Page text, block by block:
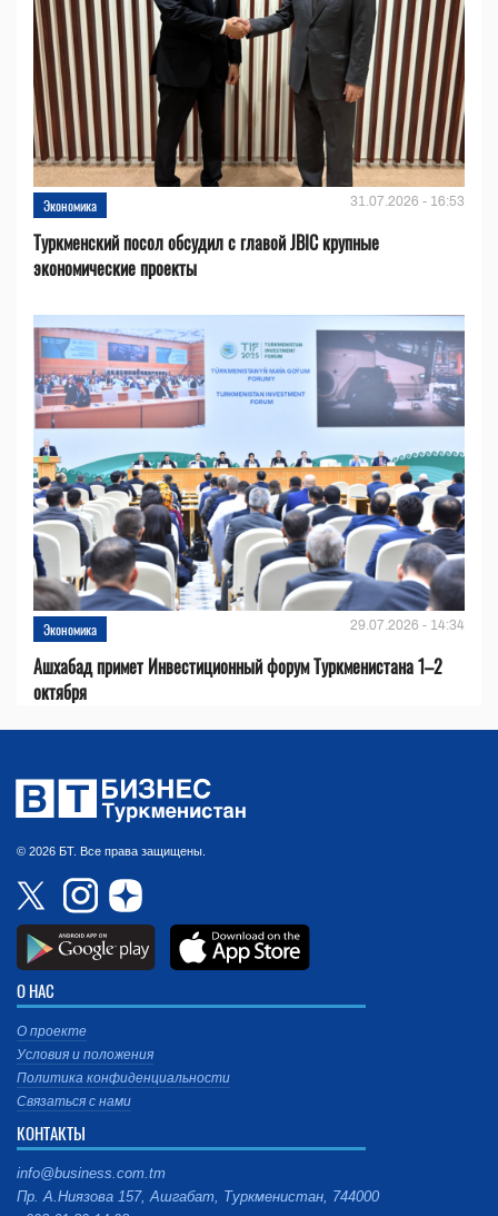
Экономика 31.07.2026 - 16:53
Туркменский посол обсудил с главой JBIC крупные
экономические проекты
Экономика 29.07.2026 - 14:34
Ашхабад примет Инвестиционный форум Туркменистана 1–2
октября
© 2026 БТ. Все права защищены.
О НАС
О проекте
Условия и положения
Политика конфиденциальности
Связаться с нами
КОНТАКТЫ
info@business.com.tm
Пр. А.Ниязова 157, Ашгабат, Туркменистан, 744000